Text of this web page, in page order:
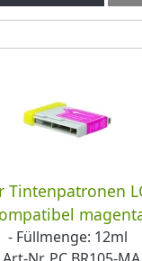
Tintenpatronen
- Füllmenge: 12ml